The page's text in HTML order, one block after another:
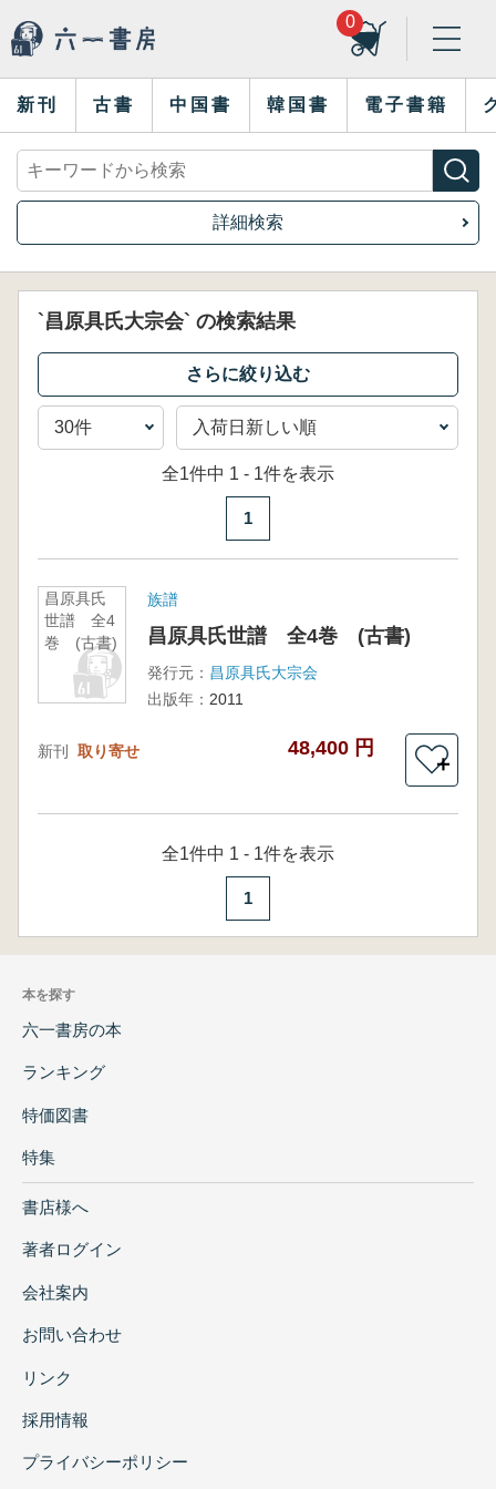
0
新刊 古書 中国書 韓国書 電子書籍
詳細検索
`昌原具氏大宗会` の検索結果
全1件中 1 - 1件を表示
1
昌原具氏
世譜 全4
巻 (古書)
族譜
昌原具氏世譜 全4巻 (古書)
発行元： 昌原具氏大宗会
出版年： 2011
新刊 取り寄せ 48,400 円
＋
全1件中 1 - 1件を表示
1
本を探す
六一書房の本
ランキング
特価図書
特集
書店様へ
著者ログイン
会社案内
お問い合わせ
リンク
採用情報
プライバシーポリシー